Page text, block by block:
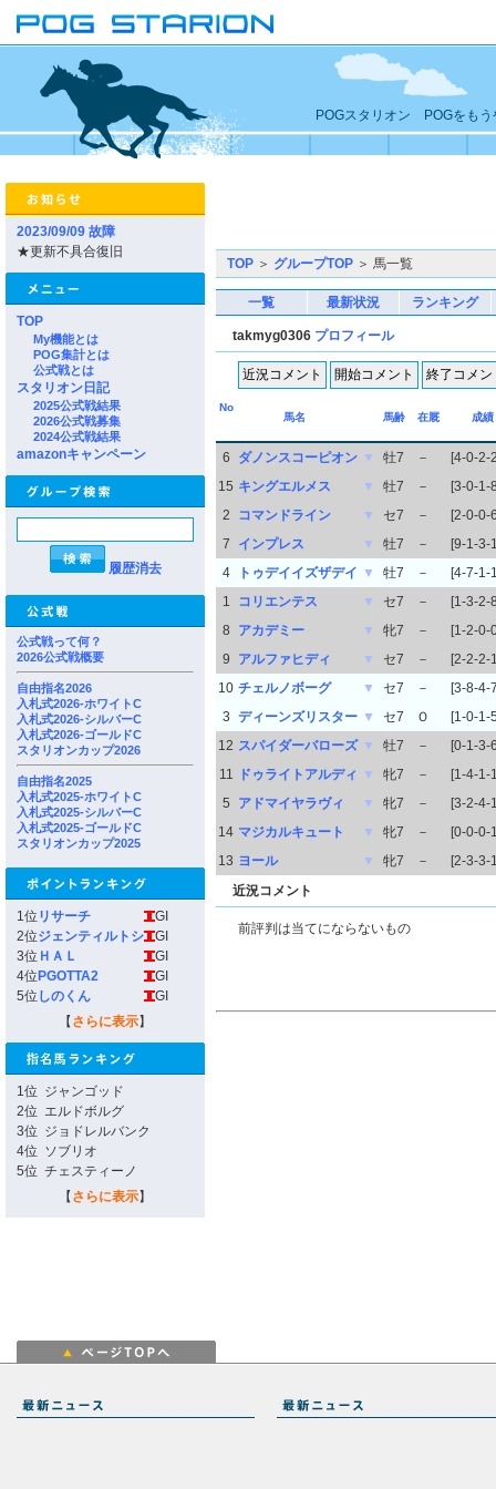
POGスタリオン POGをもう
2023/09/09 故障
★更新不具合復旧
TOP
My機能とは
POG集計とは
公式戦とは
スタリオン日記
2025公式戦結果
2026公式戦募集
2024公式戦結果
amazonキャンペーン
履歴消去
公式戦って何？
2026公式戦概要
自由指名2026
入札式2026-ホワイトC
入札式2026-シルバーC
入札式2026-ゴールドC
スタリオンカップ2026
自由指名2025
入札式2025-ホワイトC
入札式2025-シルバーC
入札式2025-ゴールドC
スタリオンカップ2025
1位 リサーチ
GI
2位ジェンティルトシ
GI
3位 ＨＡＬ
GI
4位 PGOTTA2
GI
5位 しのくん
GI
【 さらに表示】
1位 ジャンゴッド
2位 エルドボルグ
3位 ジョドレルバンク
4位 ソブリオ
5位 チェスティーノ
【 さらに表示】
TOP ＞ グループTOP ＞ 馬一覧
一覧 最新状況 ランキング
takmyg0306 プロフィール
No
馬名
馬齢 在厩 成績
6 ダノンスコーピオン ▼ 牡7 －
[4-0-2-
15 キングエルメス ▼ 牡7 －
[3-0-1-
2
コマンドライン ▼ セ7 －
[2-0-0-
7
インプレス ▼ 牡7 －
[9-1-3-
4
トゥデイイズザデイ ▼ 牡7 －
[4-7-1-
1
コリエンテス ▼ セ7 －
[1-3-2-
8
アカデミー ▼ 牝7 －
[1-2-0-
9
アルファヒディ ▼ セ7 －
[2-2-2-
10 チェルノボーグ ▼ セ7 －
[3-8-4-
3 ディーンズリスター ▼ セ7 Ｏ
[1-0-1-
12 スパイダーバローズ ▼ 牡7 －
[0-1-3-
11
ドゥライトアルディ ▼ 牝7 －
[1-4-1-
5
アドマイヤラヴィ ▼ 牝7 －
[3-2-4-
14 マジカルキュート ▼ 牝7 －
[0-0-0-
13 ヨール ▼ 牝7 －
[2-3-3-
近況コメント
前評判は当てにならないもの